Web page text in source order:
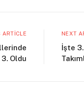
ARTICLE
Oldu
NEXT
İşte